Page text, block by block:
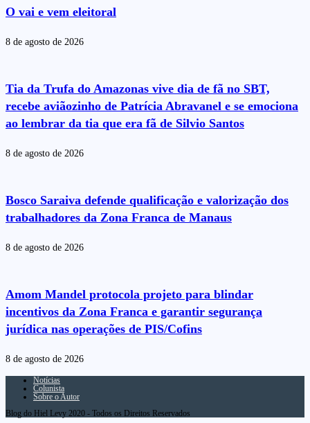
O vai e vem eleitoral
8 de agosto de 2026
Tia da Trufa do Amazonas vive dia de fã no SBT,
recebe aviãozinho de Patrícia Abravanel e se emociona
ao lembrar da tia que era fã de Silvio Santos
8 de agosto de 2026
Bosco Saraiva defende qualificação e valorização dos
trabalhadores da Zona Franca de Manaus
8 de agosto de 2026
Amom Mandel protocola projeto para blindar
incentivos da Zona Franca e garantir segurança
jurídica nas operações de PIS/Cofins
8 de agosto de 2026
Notícias
Colunista
Sobre o Autor
Blog do Hiel Levy 2020 - Todos os Direitos Reservados